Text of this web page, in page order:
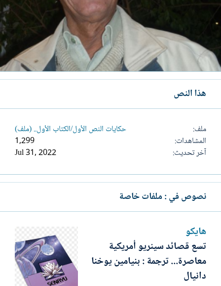
هذا النص
ملف
حكايات النص الأول/الكتاب الأول.. (ملف)
المشاهدات
1,299
آخر تحديث
Jul 31, 2022
نصوص في : ملفات خاصة
هايكو
تسع قصائد سينريو أمريكية
معاصرة... ترجمة : بنيامين يوخنا
دانيال